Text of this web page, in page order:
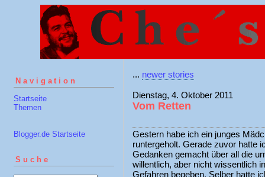
Navigation
Startseite
Themen
Blogger.de Startseite
Suche
... newer stories
Dienstag, 4. Oktober 2011
Vom Retten
Gestern habe ich ein junges
runtergeholt. Gerade zuvor hatte
Gedanken gemacht über all die
willentlich, aber nicht wissentlich
Gefahren begeben. Selber hatte